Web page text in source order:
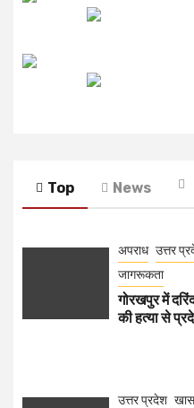
Top News
अपराध उत्तर
जागरूकता
गोरखपुर में
की हत्या से
उत्तर प्रदेश